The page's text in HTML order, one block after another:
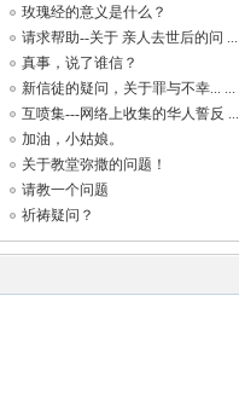
玫瑰经的意义是什么？
请求帮助--关于 亲人去世后的问 ...
真事，说了谁信？
新信徒的疑问，关于罪与不幸... ...
互喷集---网络上收集的华人誓反 ...
加油，小姑娘。
关于教堂弥撒的问题！
请教一个问题
祈祷疑问？